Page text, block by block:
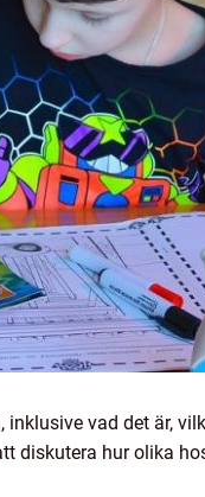
vad det är,
diskutera hur olika